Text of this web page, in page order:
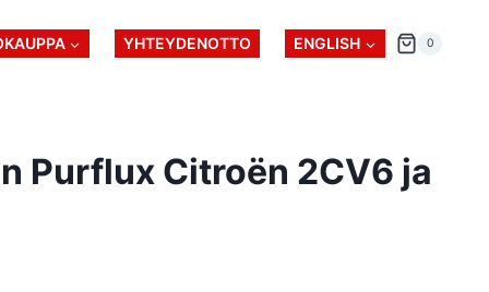
YHTEYDENOTTO ENGLISH 0
Purflux Citroën 2CV6 ja